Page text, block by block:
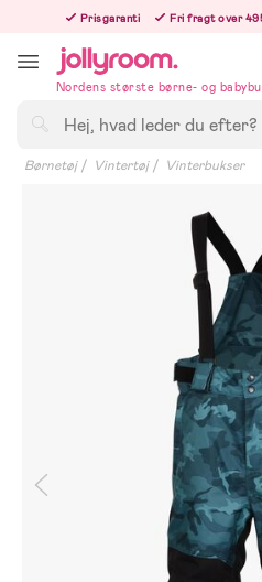
innehållet
Prisgaranti Fri fragt over
Nordens største børne- og
Børnetøj Vintertøj Vinterbukser